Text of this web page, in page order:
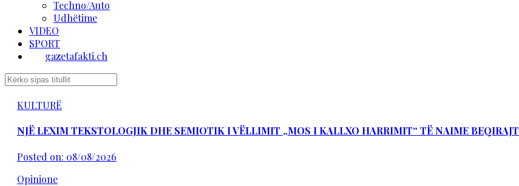
Techno/Auto
Udhëtime
VIDEO
SPORT
gazetafakti.ch
KULTURË
NJË LEXIM TEKSTOLOGJIK DHE SEMIOTIK I VËLLIMIT „MOS I KALLXO HARRIMIT“ TË NAIME BEQIRAJT
Posted on: 08/08/2026
Opinione